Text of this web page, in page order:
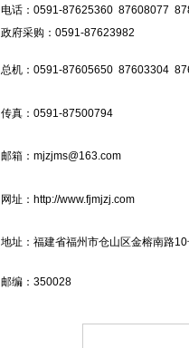
电话：0591-87625360 87608077
政府采购： 0591-87623982
总机：0591-87605650 87603304
传真：0591-87500794
邮箱： mjzjms@163.com
网址： http://www.fjmjzj.com
地址：福建省福州市仓山区金榕南路
邮编：350028